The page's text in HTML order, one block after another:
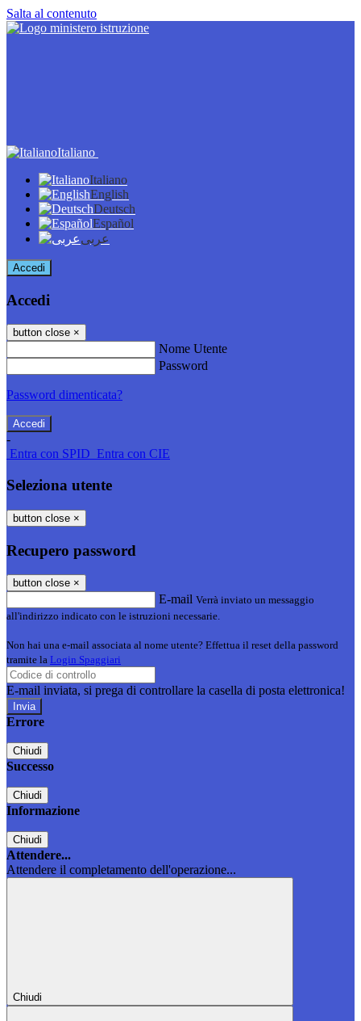
Salta al contenuto
Italiano
Italiano
English
Deutsch
Español
عربى
Accedi
Accedi
button close ×
Nome Utente
Password
Password dimenticata?
-
Entra con SPID Entra con CIE
Seleziona utente
button close ×
Recupero password
button close ×
E-mail Verrà inviato un messaggio
all'indirizzo indicato con le istruzioni necessarie.
Non hai una e-mail associata al nome utente? Effettua il reset della password
tramite la Login Spaggiari
E-mail inviata, si prega di controllare la casella di posta elettronica!
Errore
Chiudi
Successo
Chiudi
Informazione
Chiudi
Attendere...
Attendere il completamento dell'operazione...
Chiudi